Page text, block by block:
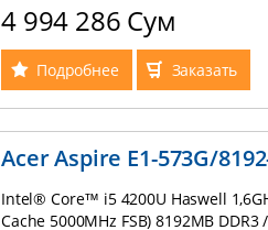
Reader / Web Cam/ Battery 4Cells
4 994 286 Сум
Подробнее Заказать
Acer Aspire E1-573G/
Intel® Core™ i5 4200U Haswell
Cache 5000MHz FSB) 8192MB